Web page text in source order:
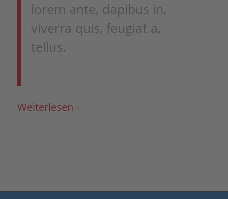
lorem ante, dapibus in,
viverra quis, feugiat a,
tellus.
Weiterlesen